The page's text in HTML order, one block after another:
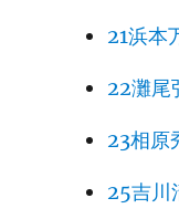
21浜本
22灘尾
23相原
25吉川